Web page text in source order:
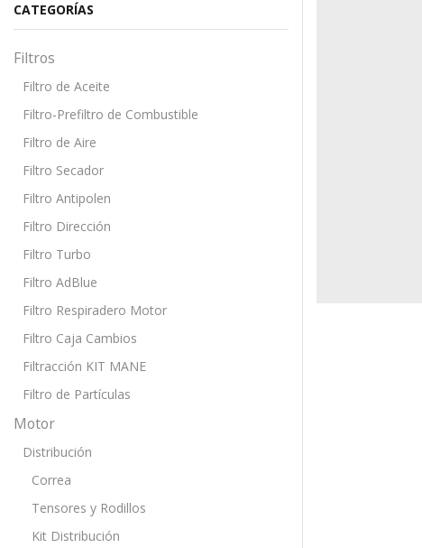
CATEGORÍAS
Filtros
Filtro de Aceite
Filtro-Prefiltro de Combustible
Filtro de Aire
Filtro Secador
Filtro Antipolen
Filtro Dirección
Filtro Turbo
Filtro AdBlue
Filtro Respiradero Motor
Filtro Caja Cambios
Filtracción KIT MANE
Filtro de Partículas
Motor
Distribución
Correa
Tensores y Rodillos
Kit Distribución